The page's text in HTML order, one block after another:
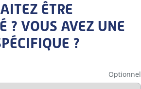
ÊTRE
? VOUS AVEZ UNE
?